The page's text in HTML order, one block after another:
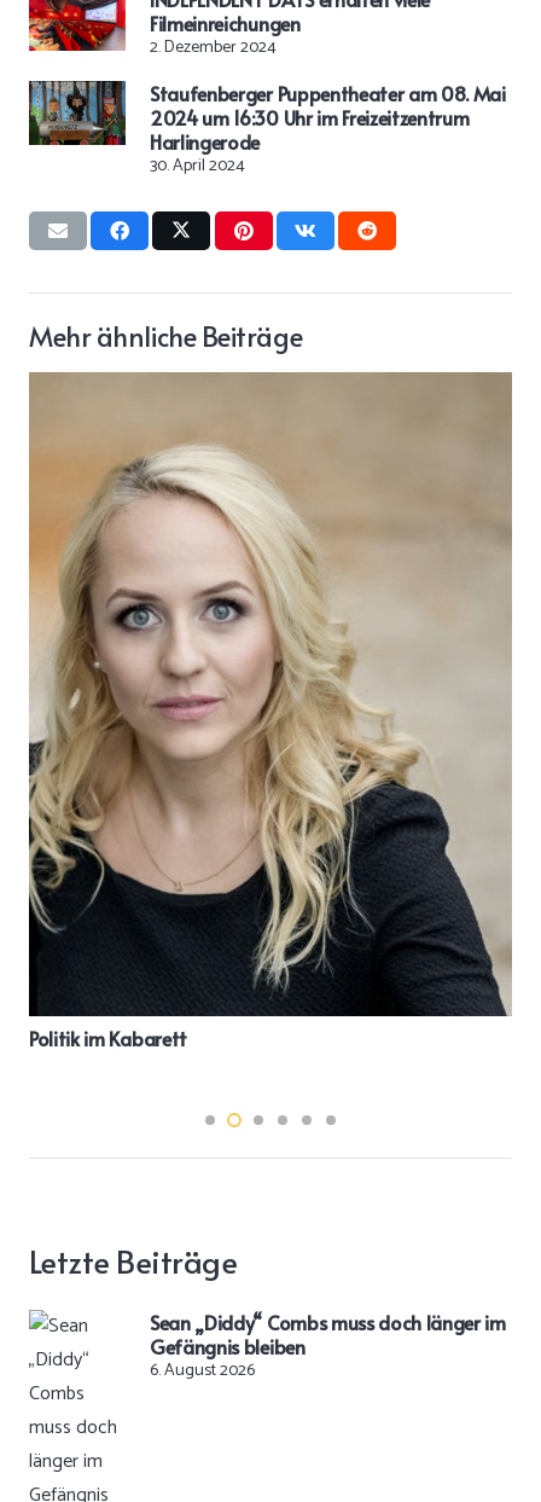
Filmeinreichungen
2. Dezember 2024
Staufenberger Puppentheater am 08. Mai
2024 um 16:30 Uhr im Freizeitzentrum
Harlingerode
30. April 2024
Mehr ähnliche Beiträge
Politik im Kabarett
Letzte Beiträge
Sean „Diddy“ Combs muss doch länger im
Gefängnis bleiben
6. August 2026